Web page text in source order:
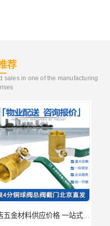
荐
sales in one of the manufacturing